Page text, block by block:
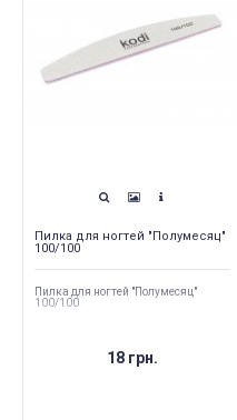
Пилка для ногтей "Полумесяц"
100/100
Пилка для ногтей "Полумесяц"
100/100
18 грн.